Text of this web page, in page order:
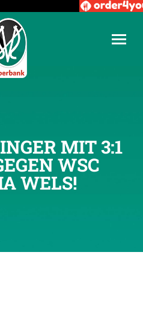
MIT 3:1
WSC
WELS!